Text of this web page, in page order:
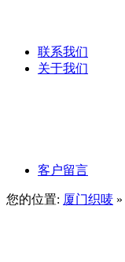
联系我们
关于我们
客户留言
您的位置: 厦门织唛 »